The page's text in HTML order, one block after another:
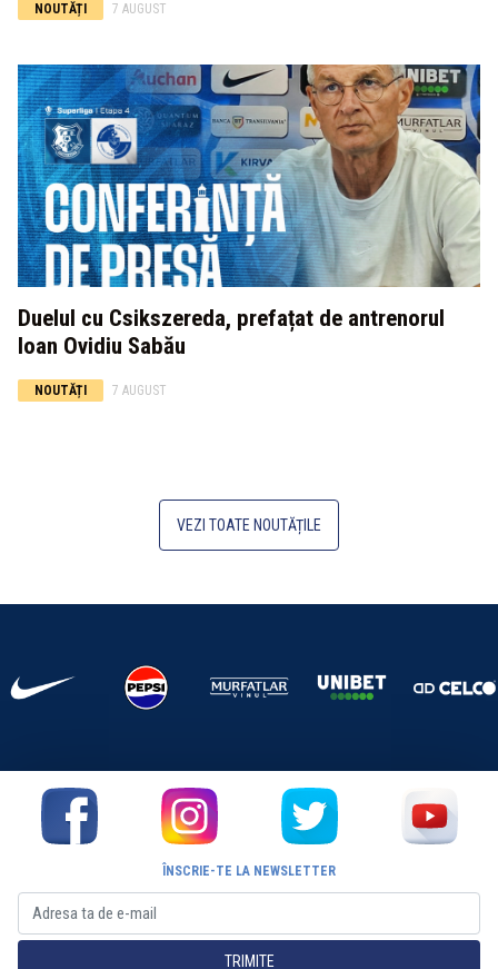
NOUTĂȚI 7 AUGUST
Duelul cu Csikszereda, prefațat de antrenorul
Ioan Ovidiu Sabău
NOUTĂȚI 7 AUGUST
VEZI TOATE NOUTĂȚILE
ÎNSCRIE-TE LA NEWSLETTER
TRIMITE